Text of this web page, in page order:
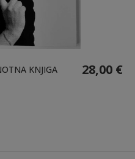
KNJIGA 28,00 €